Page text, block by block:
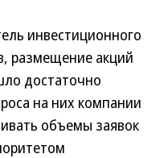
инвестиционного
размещение акций
достаточно
на них компании
объемы заявок